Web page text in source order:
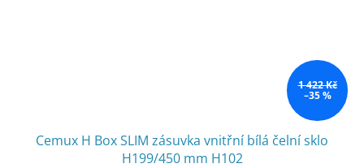
1 422 Kč
–35 %
Cemux H Box SLIM zásuvka vnitřní bílá čelní sklo
H199/450 mm H102